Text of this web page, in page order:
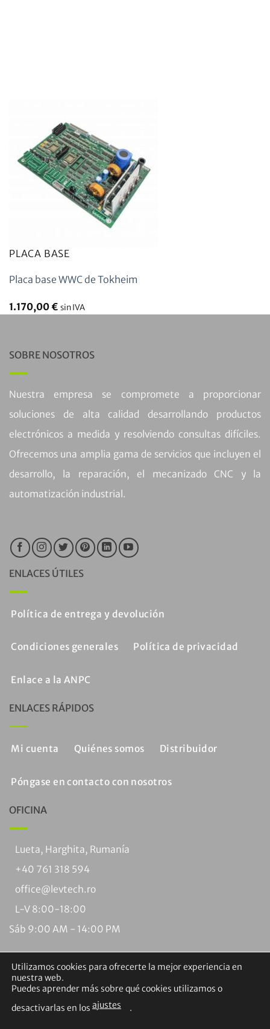
PLACA BASE
Placa base WWC de Tokheim
1.170,00€ sin IVA
SOBRE NOSOTROS
Nuestra empresa se compromete a proporcionar
soluciones de alta calidad desarrollando productos
electrónicos a medida y resolviendo consultas difíciles.
Ofrecemos una amplia gama de servicios que incluyen el
desarrollo, la reparación, el mecanizado CNC y la
automatización industrial.
ENLACES ÚTILES
Política de entrega y devolución
Condiciones generales Política de privacidad
Enlace a la ANPC
ENLACES RÁPIDOS
Mi cuenta Quiénes somos Distribuidor
Póngase en contacto con nosotros
OFICINA
Lueta, Harghita, Rumanía
+40 761 318 594
office@levtech.ro
L-V 8:00-18:00
Sáb 9:00 AM - 14:00 PM
Visa PayPal MasterCard
Utilizamos cookies para ofrecerte la mejor experiencia en
nuestra web.
Puedes aprender más sobre qué cookies utilizamos o
desactivarlas en los ajustes .